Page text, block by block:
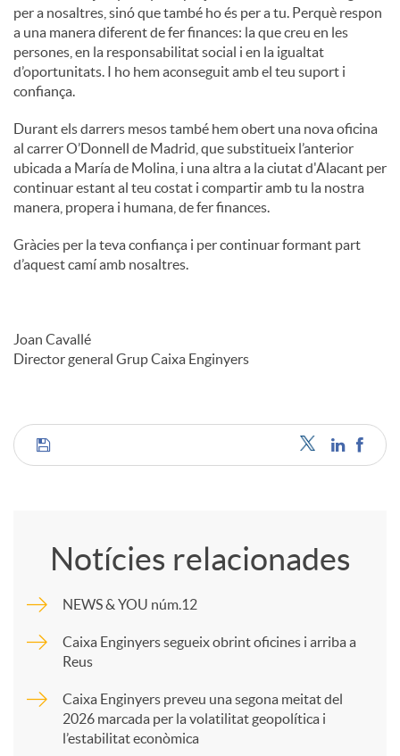
per a nosaltres, sinó que també ho és per a tu. Perquè respon
a una manera diferent de fer finances: la que creu en les
persones, en la responsabilitat social i en la igualtat
d’oportunitats. I ho hem aconseguit amb el teu suport i
confiança.
Durant els darrers mesos també hem obert una nova oficina
al carrer O’Donnell de Madrid, que substitueix l’anterior
ubicada a María de Molina, i una altra a la ciutat d'Alacant per
continuar estant al teu costat i compartir amb tu la nostra
manera, propera i humana, de fer finances.
Gràcies per la teva confiança i per continuar formant part
d’aquest camí amb nosaltres.
Joan Cavallé
Director general Grup Caixa Enginyers
C
p
a
Notícies relacionades
NEWS & YOU núm.12
Caixa Enginyers segueix obrint oficines i arriba a
Reus
Caixa Enginyers preveu una segona meitat del
2026 marcada per la volatilitat geopolítica i
l’estabilitat econòmica